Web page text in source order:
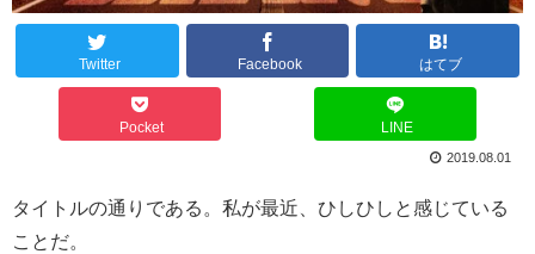
Twitter Facebook はてブ
Pocket LINE
2019.08.01
タイトルの通りである。私が最近、ひしひしと感じている
ことだ。